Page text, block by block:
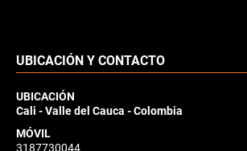
UBICACIÓN Y CONTACTO
UBICACIÓN
Cali - Valle del Cauca - Colombia
MÓVIL
3187730044